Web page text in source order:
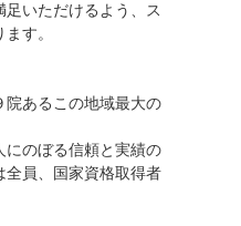
いただけるよう、ス
す。
院あるこの地域最大の
にのぼる信頼と実績の
全員、国家資格取得者